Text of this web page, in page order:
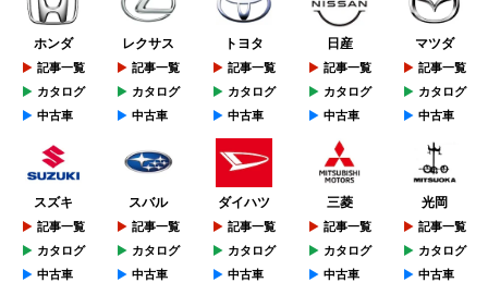
ホンダ
記事一覧
カタログ
中古車
レクサス
記事一覧
カタログ
中古車
トヨタ
記事一覧
カタログ
中古車
日産
記事一覧
カタログ
中古車
マツダ
記事一覧
カタログ
中古車
スズキ
記事一覧
カタログ
中古車
スバル
記事一覧
カタログ
中古車
ダイハツ
記事一覧
カタログ
中古車
三菱
記事一覧
カタログ
中古車
光岡
記事一覧
カタログ
中古車